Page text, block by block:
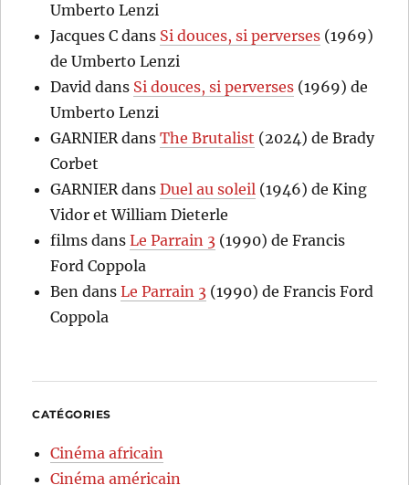
Umberto Lenzi
Jacques C dans Si douces, si perverses (1969)
de Umberto Lenzi
David dans Si douces, si perverses (1969) de
Umberto Lenzi
GARNIERdansThe Brutalist (2024) de Brady
Corbet
GARNIERdansDuel au soleil (1946) de King
Vidor et William Dieterle
films dansLe Parrain 3 (1990) de Francis
Ford Coppola
Ben dansLe Parrain 3 (1990) de Francis Ford
Coppola
CATÉGORIES
Cinéma africain
Cinéma américain